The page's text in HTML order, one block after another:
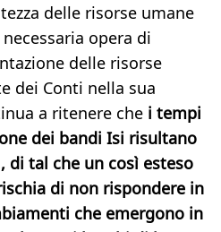
delle risorse umane
opera di
delle risorse
dei Conti nella sua
a ritenere che i tempi
dei bandi Isi risultano
di tal che un così esteso
di non rispondere in
che emergono in